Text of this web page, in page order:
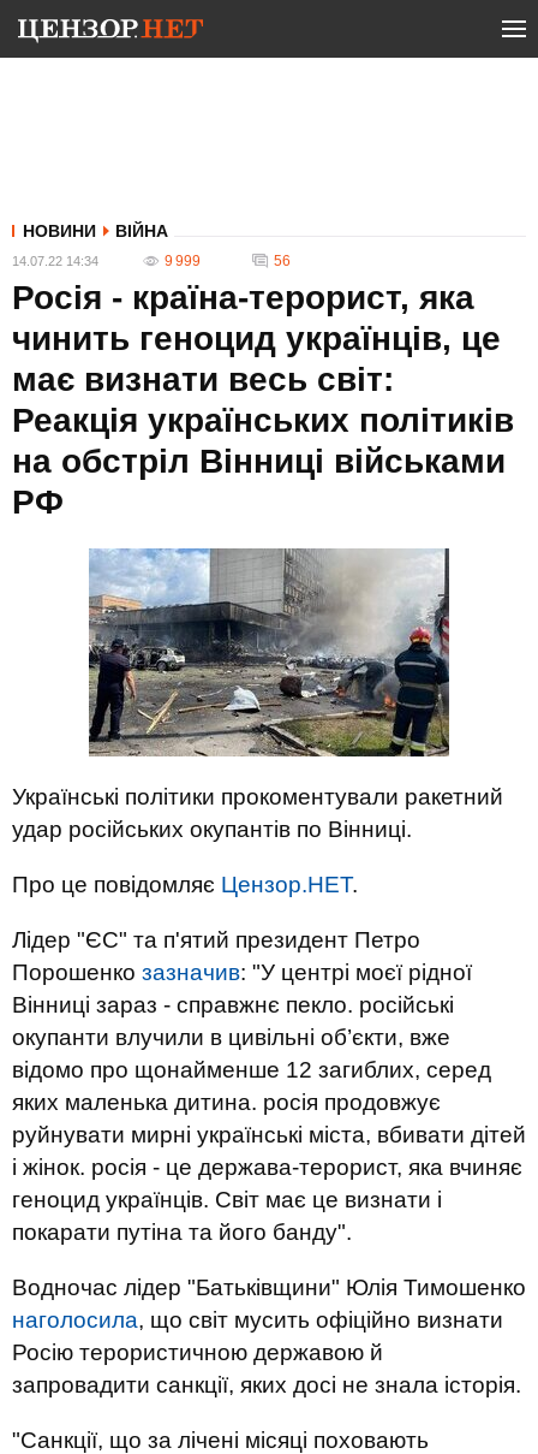
НОВИНИ ВІЙНА
14.07.22 14:34 9 999 56
Росія - країна-терорист, яка
чинить геноцид українців, це
має визнати весь світ:
Реакція українських політиків
на обстріл Вінниці військами
РФ
Українські політики прокоментували ракетний
удар російських окупантів по Вінниці.
Про це повідомляє Цензор.НЕТ.
Лідер "ЄС" та п'ятий президент Петро
Порошенко зазначив: "У центрі моєї рідної
Вінниці зараз - справжнє пекло. російські
окупанти влучили в цивільні об’єкти, вже
відомо про щонайменше 12 загиблих, серед
яких маленька дитина. росія продовжує
руйнувати мирні українські міста, вбивати дітей
і жінок. росія - це держава-терорист, яка вчиняє
геноцид українців. Світ має це визнати і
покарати путіна та його банду".
Водночас лідер "Батьківщини" Юлія Тимошенко
наголосила, що світ мусить офіційно визнати
Росію терористичною державою й
запровадити санкції, яких досі не знала історія.
"Санкції, що за лічені місяці поховають